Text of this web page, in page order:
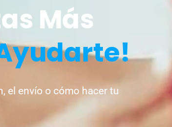
Más
el envío o cómo hacer tu